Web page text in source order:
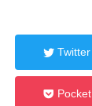
Twitter
Pocket